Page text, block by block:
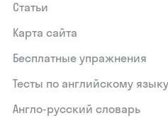
Статьи
Карта сайта
Бесплатные упражнения
Тесты по английскому языку
Англо-русский словарь